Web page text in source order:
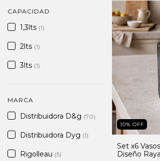
CAPACIDAD
1,3lts (1)
2lts (1)
3lts (1)
MARCA
Distribuidora D&g (70)
Distribuidora Dyg (1)
Rigolleau (5)
10% OFF
Set x6
Diseño